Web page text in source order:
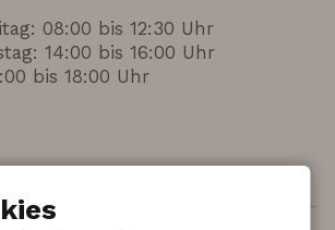
08:00 bis 12:30 Uhr
14:00 bis 16:00 Uhr
bis 18:00 Uhr